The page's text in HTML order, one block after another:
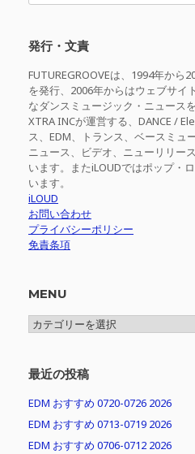
発行・文責
FUTUREGROOVEは、1994年から
を発行、2006年からはウェブサイ
なダンスミュージック・ニュース
XTRA INCが運営する、DANCE /
ス、EDM、トランス、ベースミュ
ニュース、ビデオ、ニューリリー
います。またiLOUDではポップ・
います。
iLOUD
お問い合わせ
プライバシーポリシー
免責条項
MENU
MENU
最近の投稿
EDM おすすめ 0720-0726 2026
EDM おすすめ 0713-0719 2026
EDM おすすめ 0706-0712 2026